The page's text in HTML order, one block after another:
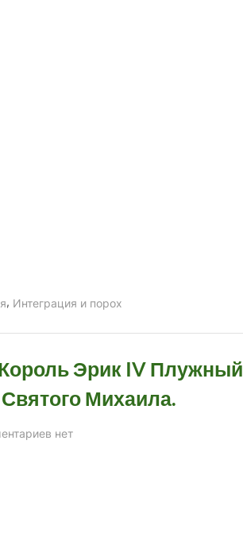
, Интеграция и порох
Эрик IV Плужный
Михаила.
кнет